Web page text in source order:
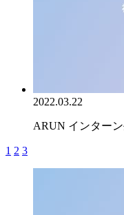
2022.03.22
ARUN インター
1 2 3